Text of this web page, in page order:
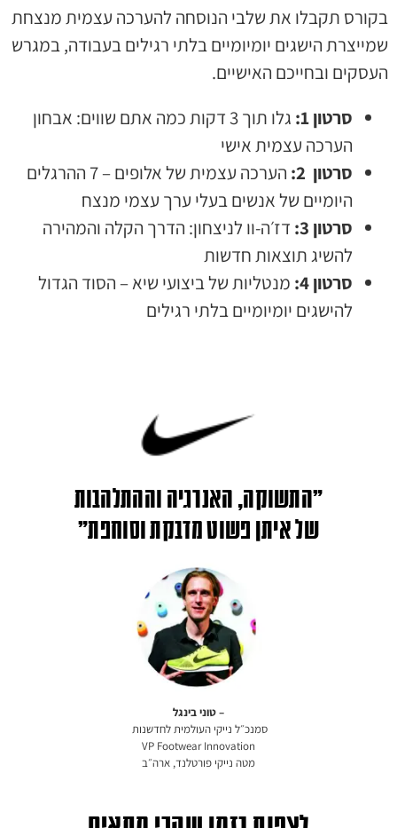
בקורס תקבלו את שלבי הנוסחה להערכה עצמית מנצחת
שמייצרת הישגים יומיומיים בלתי רגילים בעבודה, במגרש
העסקים ובחייכם האישיים.
סרטון 1:
גלו תוך 3 דקות כמה אתם שווים: אבחון
הערכה עצמית אישי
סרטון 2:
הערכה עצמית של אלופים – 7 ההרגלים
היומיים של אנשים בעלי ערך עצמי מנצח
סרטון 3:
דז׳ה-וו לניצחון: הדרך הקלה והמהירה
להשיג תוצאות חדשות
סרטון 4:
מנטליות של ביצועי שיא – הסוד הגדול
להישגים יומיומיים בלתי רגילים
״התשוקה, האנרגיה וההתלהבות
של איתן פשוט מדבקת וסוחפת״
– טוני בינגל
סמנכ״ל נייקי העולמית לחדשנות
VP Footwear Innovation
מטה נייקיפורטלנד, ארה״ב